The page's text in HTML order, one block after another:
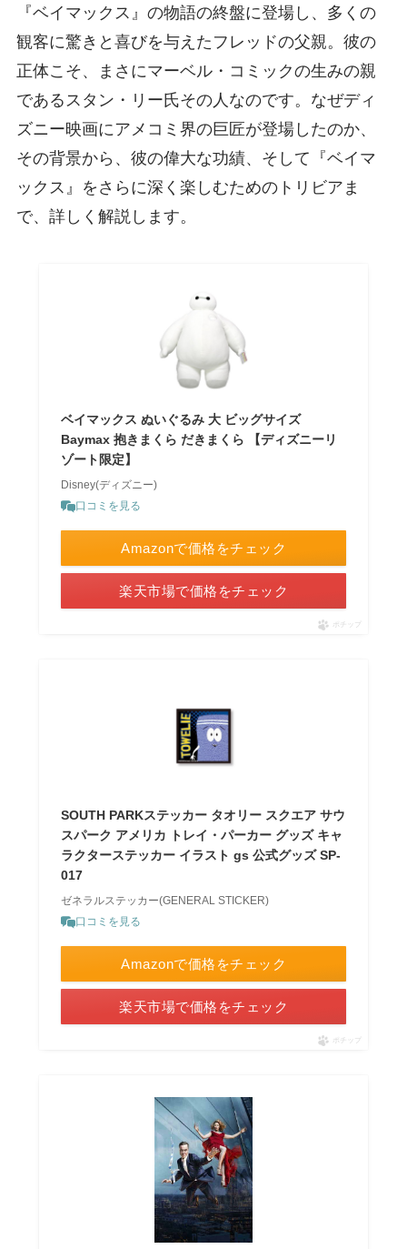
『ベイマックス』の物語の終盤に登場し、多くの
観客に驚きと喜びを与えたフレッドの父親。彼の
正体こそ、まさにマーベル・コミックの生みの親
であるスタン・リー氏その人なのです。なぜディ
ズニー映画にアメコミ界の巨匠が登場したのか、
その背景から、彼の偉大な功績、そして『ベイマ
ックス』をさらに深く楽しむためのトリビアま
で、詳しく解説します。
ベイマックス ぬいぐるみ 大 ビッグサイズ
Baymax 抱きまくら だきまくら 【ディズニーリ
ゾート限定】
Disney(ディズニー)
口コミを見る
Amazonで価格をチェック
楽天市場で価格をチェック
ポチップ
SOUTH PARKステッカー タオリー スクエア サウ
スパーク アメリカ トレイ・パーカー グッズ キャ
ラクターステッカー イラスト gs 公式グッズ SP-
017
ゼネラルステッカー(GENERAL STICKER)
口コミを見る
Amazonで価格をチェック
楽天市場で価格をチェック
ポチップ